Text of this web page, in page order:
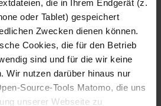
die in Ihrem Endgerät (z.
oder Tablet) gespeichert
Zwecken dienen können.
Cookies, die für den Betrieb
sind und für die wir keine
Wir nutzen darüber hinaus nur
Source-Tools Matomo, die uns
unserer Webseite zu
Fotografo: Lorenz
Sternbach
Download